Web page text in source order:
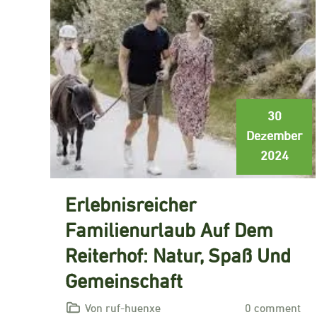
30
Dezember
2024
Erlebnisreicher
Familienurlaub Auf Dem
Reiterhof: Natur, Spaß Und
Gemeinschaft
Von ruf-huenxe 0 comment